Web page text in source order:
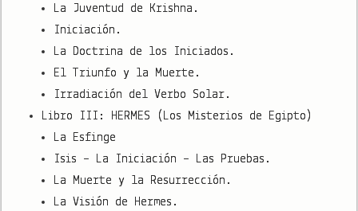
La Juventud de Krishna.
Iniciación.
La Doctrina de los Iniciados.
El Triunfo y la Muerte.
Irradiación del Verbo Solar.
Libro III: HERMES (Los Misterios de Egipto)
La Esfinge
Isis – La Iniciación – Las Pruebas.
La Muerte y la Resurrección.
La Visión de Hermes.